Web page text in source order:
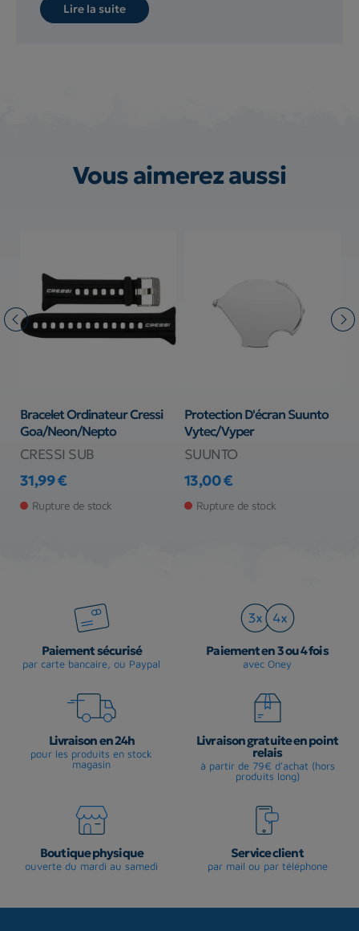
Lire la suite
Vous aimerez aussi
Bracelet Ordinateur Cressi
Goa/Neon/Nepto
CRESSI SUB
Prix
31,99 €
Rupture de stock
Protection D'écran Suunto
Vytec/Vyper
SUUNTO
Prix
13,00 €
Rupture de stock
Paiement sécurisé
par carte bancaire, ou Paypal
Paiement en 3 ou 4 fois
avec Oney
Livraison en 24h
pour les produits en stock
magasin
Livraison gratuite en point
relais
à partir de 79€ d'achat (hors
produits long)
Boutique physique
ouverte du mardi au samedi
Service client
par mail ou par téléphone